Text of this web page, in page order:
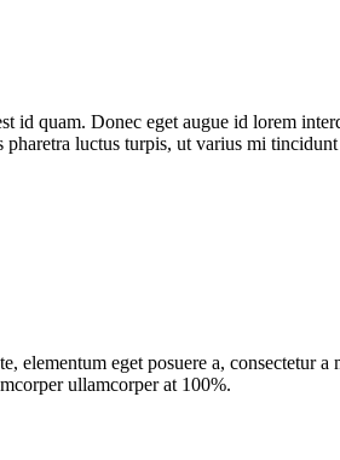
id quam. Donec eget augue id lorem
luctus turpis, ut varius mi
elementum eget posuere a, consectetur a
ullamcorper at 100%.